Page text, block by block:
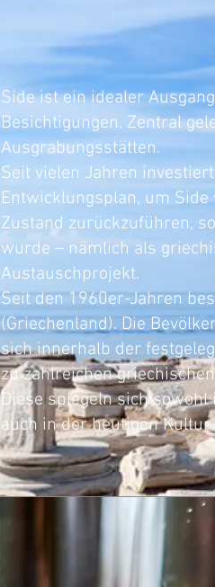
Side ist ein idealer
Besichtigungen. Zentral
Ausgrabungsstätten.
Seit vielen Jahren
Entwicklungsplan, um
Zustand zurückzuführen,
wurde – nämlich als
Austauschprojekt.
Seit den 1960er-Jahren
(Griechenland). Die
sich innerhalb der
zu zahlreichen
Diese spiegeln sich
auch in der heutigen Kultur